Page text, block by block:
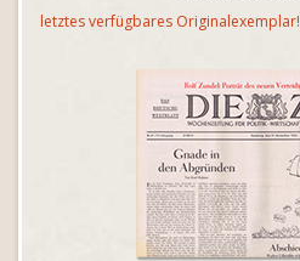
letztes verfügbares Originalexemplar!